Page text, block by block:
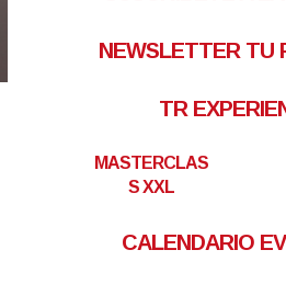
NEWSLETTER TU
TR
MASTERCLAS
S XXL
CALENDARIO